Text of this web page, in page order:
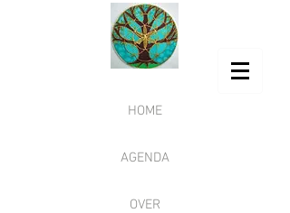
HOME
AGENDA
OVER